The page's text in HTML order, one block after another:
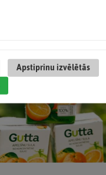
Apstiprinu izvēlētās